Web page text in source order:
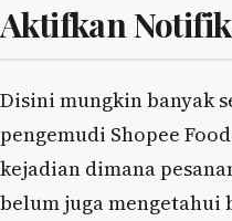
Aktifkan
Disini mungkin banyak
pengemudi Shopee
kejadian dimana
belum juga mengetahui